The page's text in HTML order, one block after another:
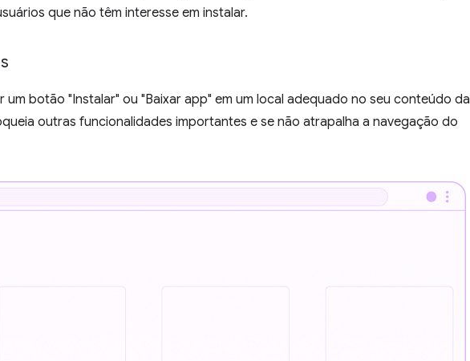
que não têm interesse em instalar.
um botão "Instalar" ou "Baixar app" em um local adequado no seu conteúdo da
outras funcionalidades importantes e se não atrapalha a navegação do